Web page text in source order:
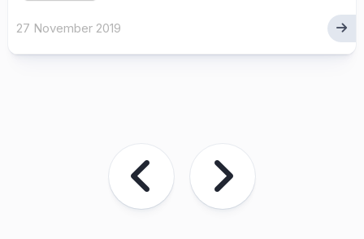
27 November 2019